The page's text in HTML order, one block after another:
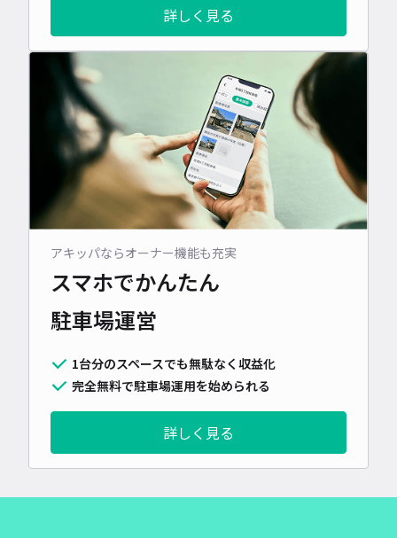
詳しく見る
アキッパならオーナー機能も充実
スマホでかんたん
駐車場運営
1台分のスペースでも無駄なく収益化
完全無料で駐車場運用を始められる
詳しく見る